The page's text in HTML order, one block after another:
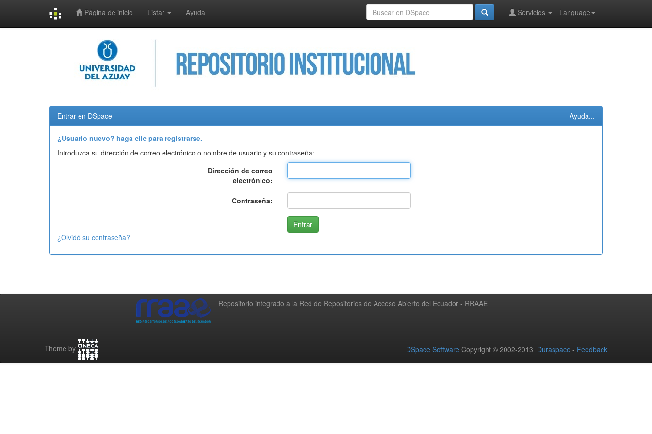
Página de inicio Listar Ayuda Language
Servicios
Entrar en DSpace Ayuda...
¿Usuario nuevo? haga clic para registrarse.
Introduzca su dirección de correo electrónico o nombre de usuario y su contraseña:
Dirección de correo
electrónico:
Contraseña:
¿Olvidó su contraseña?
Repositorio integrado a la Red de Repositorios de Acceso Abierto del Ecuador - RRAAE
Theme by DSpace Software Copyright © 2002-2013 Duraspace - Feedback